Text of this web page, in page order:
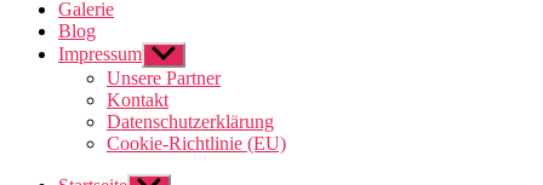
Galerie
Blog
Impressum Untermenü
anzeigen
Unsere Partner
Kontakt
Datenschutzerklärung
Cookie-Richtlinie (EU)